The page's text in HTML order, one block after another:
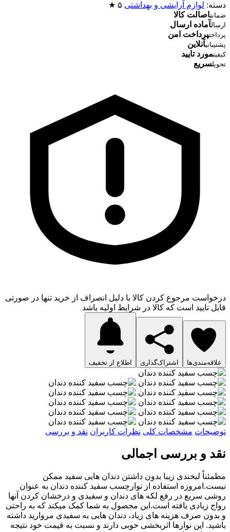
دسته: لوازم آرایشی و بهداشتی ۵ ★
ضمانتاصالت کالا
ارسالآماده ارسال
پرداختپرداخت امن
پشتیبانیآنلاین
کیفیتمورد تایید
تحویلسریع
درخواست مرجوع کردن کالا با دلیل انصراف از خرید تنها در صورتی
قابل تایید است که کالا در شرایط اولیه باشد
علاقه‌مندی‌ها اشتراک‌گذاری اطلاع از تخفیف
توضیحات مشخصات کلی نظرات کاربران نقد و بررسی
نقد و بررسی اجمالی
مطمئناً لبخندی زیبا بدون داشتن دندان هایی سفید ممکن
نیست.امروزه استفاده از نوارچسب سفید کننده دندان به عنوان
روشی سریع در رفع لکه های دندان و سفیدی و درخشان کردن آنها
رواج زیادی یافته است.این محصول به شما کمک میکند که به راحتی
و بدون صرف هزینه های زیاد، دندان هایی به سفیدی مروارید داشته
باشید. این نوارها اثربخشی خوبی دارند و نسبت به قیمت خود نتیجه